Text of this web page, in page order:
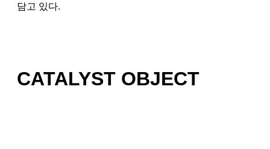
담고 있다.
CATALYST OBJECT